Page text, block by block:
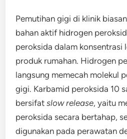
Pemutihan gigi di klinik
bahan aktif hidrogen
peroksida dalam konsentrasi
produk rumahan. Hidrogen
langsung memecah molekul
gigi. Karbamid peroksida 10
bersifatslow release, yaitu
peroksida secara bertahap,
digunakan pada perawatan